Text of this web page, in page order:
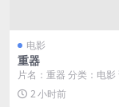
电影
重器
片名：重器 分类：电影
《重器》免费在线观看
网盘下载，197...
2 小时前